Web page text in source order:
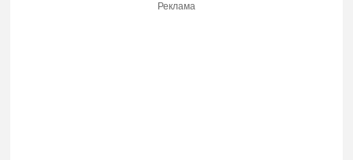
Реклама